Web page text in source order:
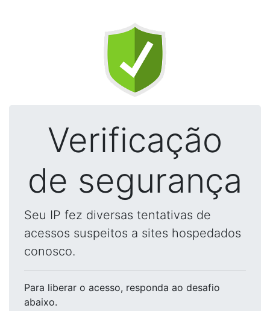
Verificação
de segurança
Seu IP fez diversas tentativas de
acessos suspeitos a sites hospedados
conosco.
Para liberar o acesso, responda ao desafio
abaixo.